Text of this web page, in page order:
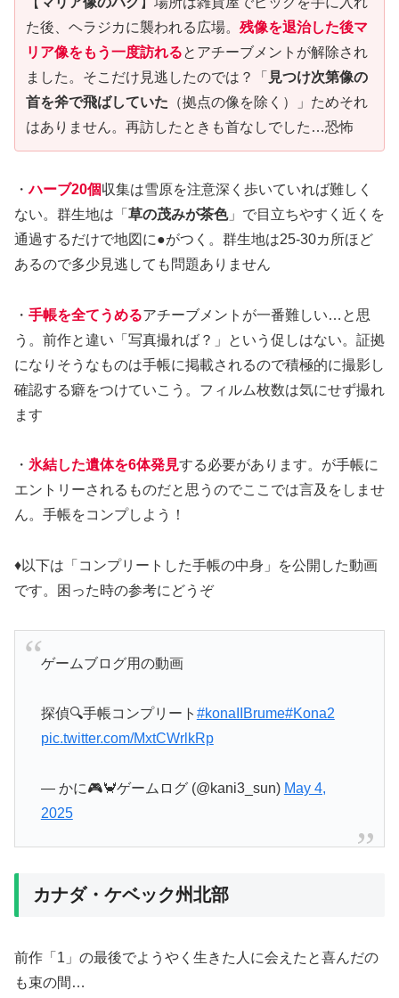
た後、ヘラジカに襲われる広場。 残像を退治した後マ
リア像をもう一度訪れるとアチーブメントが解除され
ました。そこだけ見逃したのでは？「 見つけ次第像の
首を斧で飛ばしていた （拠点の像を除く）」ためそれ
はありません。再訪したときも首なしでした…恐怖
・ハーブ20個収集は雪原を注意深く歩いていれば難しく
ない。群生地は「 草の茂みが茶色」で目立ちやすく近くを
通過するだけで地図に●がつく。群生地は25-30カ所ほど
あるので多少見逃しても問題ありません
・ 手帳を全てうめるアチーブメントが一番難しい…と思
う。前作と違い「写真撮れば？」という促しはない。証拠
になりそうなものは手帳に掲載されるので積極的に撮影し
確認する癖をつけていこう。フィルム枚数は気にせず撮れ
ます
・ 氷結した遺体を6体発見する必要があります。が手帳に
エントリーされるものだと思うのでここでは言及をしませ
ん。手帳をコンプしよう！
♦以下は「コンプリートした手帳の中身」を公開した動画
です。困った時の参考にどうぞ
ゲームブログ用の動画
探偵🔍手帳コンプリート #konaIIBrume#Kona2
pic.twitter.com/MxtCWrlkRp
— かに🎮🦀ゲームログ (@kani3_sun) May 4,
2025
カナダ・ケベック州北部
前作「1」の最後でようやく生きた人に会えたと喜んだの
も束の間…